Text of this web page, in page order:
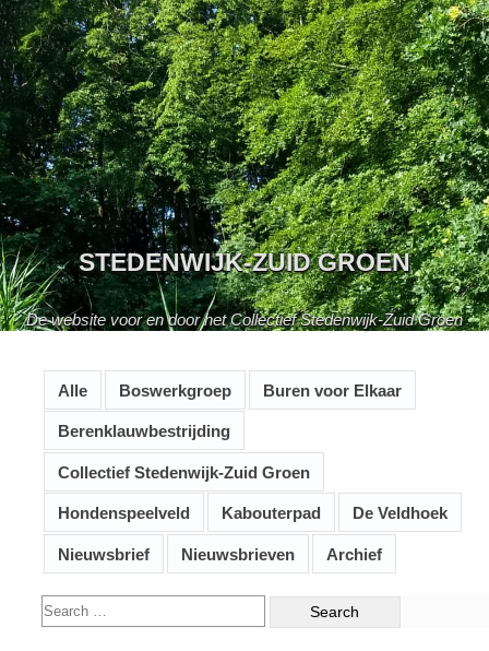
Skip
to
content
STEDENWIJK-ZUID GROEN
De website voor en door het Collectief Stedenwijk-Zuid Groen
Alle Boswerkgroep Buren voor Elkaar
Berenklauwbestrijding
Collectief Stedenwijk-Zuid Groen
Hondenspeelveld Kabouterpad De Veldhoek
Nieuwsbrief Nieuwsbrieven Archief
Search
for: